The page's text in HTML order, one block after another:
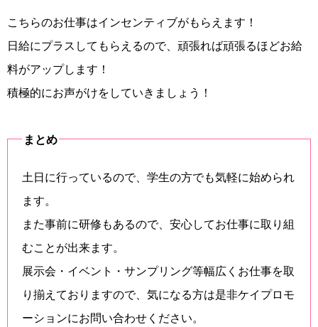
こちらのお仕事はインセンティブがもらえます！
日給にプラスしてもらえるので、頑張れば頑張るほどお給
料がアップします！
積極的にお声がけをしていきましょう！
まとめ
土日に行っているので、学生の方でも気軽に始められ
ます。
また事前に研修もあるので、安心してお仕事に取り組
むことが出来ます。
展示会・イベント・サンプリング等幅広くお仕事を取
り揃えておりますので、気になる方は是非ケイプロモ
ーションにお問い合わせください。